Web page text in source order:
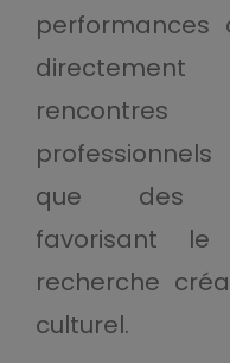
performances
que des
favorisant
recherche
culturel.